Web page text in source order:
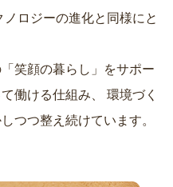
笑顔の暮らし」をサポー
働ける仕組み、
つつ整え続けています。